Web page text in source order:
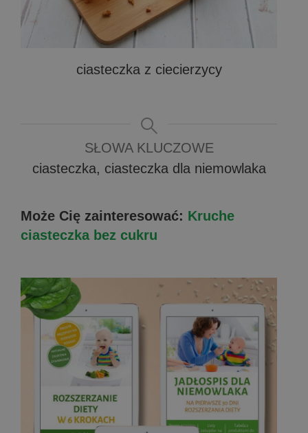
ciasteczka z ciecierzycy
SŁOWA KLUCZOWE
ciasteczka, ciasteczka dla niemowlaka
Może Cię zainteresować: Kruche
ciasteczka bez cukru